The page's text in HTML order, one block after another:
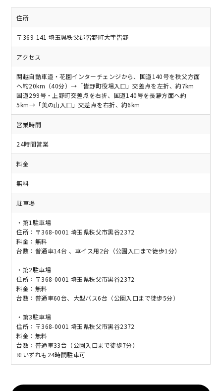
住所
〒369-141 埼玉県秩父郡皆野町大字皆野
アクセス
関越自動車道・花園インターチェンジから、国道140号を秩父方面
へ約20km（40分）→「皆野町役場入口」交差点を左折、約7km
国道299号・上野町交差点を右折、国道140号を長瀞方面へ約
5km→「美の山入口」交差点を右折、約6km
営業時間
24時間営業
料金
無料
駐車場
・第1駐車場
住所：〒368-0001 埼玉県秩父市黒谷2372
料金：無料
台数：普通車14台 、車イス用2台（公園入口まで徒歩1分）
・第2駐車場
住所：〒368-0001 埼玉県秩父市黒谷2372
料金：無料
台数：普通車60台、大型バス6台（公園入口まで徒歩5分）
・第3駐車場
住所：〒368-0001 埼玉県秩父市黒谷2372
料金：無料
台数：普通車33台（公園入口まで徒歩7分）
※いずれも24時間駐車可